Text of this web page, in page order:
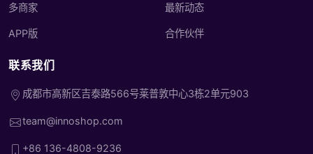
多商家
APP版
最新动态
合作伙伴
联系我们
成都市高新区吉泰路566号莱普敦中心3栋2单元903
team@innoshop.com
+86 136-4808-9236